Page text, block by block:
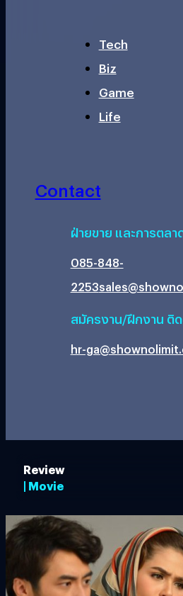
Tech
Biz
Game
Life
Contact
ฝ่ายขาย และการตลา
085-848-
2253
สมัครงาน/ฝึกงาน ติ
hr-
Review
| Movie